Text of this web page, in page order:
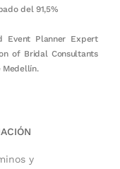
del 91,5%
Event Planner Expert
of Bridal Consultants
Medellín.
y